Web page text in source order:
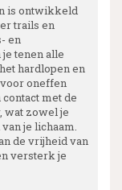
is ontwikkeld
trails en
en
tenen alle
hardlopen en
oneffen
met de
wat zowel je
je lichaam.
de vrijheid van
versterk je